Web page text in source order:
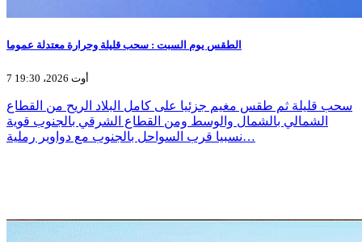
الطقس يوم السبت : سحب قليلة وحرارة معتدلة عموما
7 أوت 2026، 19:30
سحب قليلة ثم طقس مغيم جزئيا على كامل البلاد الريح من القطاع
الشمالي بالشمال والوسط ومن القطاع الشرقي بالجنوب قوية
نسبيا قرب السواحل بالجنوب مع دواوير رملية…